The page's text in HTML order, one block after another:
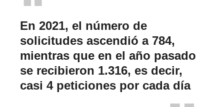
En 2021, el número de
solicitudes ascendió a 784,
mientras que en el año pasado
se recibieron 1.316, es decir,
casi 4 peticiones por cada día